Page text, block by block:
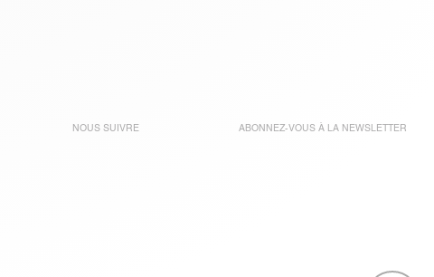
NOUS SUIVRE ABONNEZ-VOUS À LA NEWSLETTER